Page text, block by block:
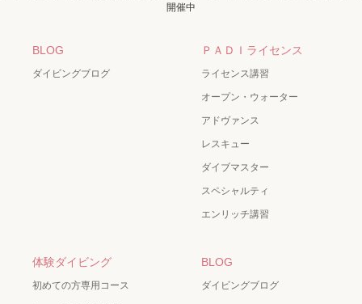
開催中
BLOG
ダイビングブログ
ＰＡＤＩライセンス
ライセンス講習
オープン・ウォーター
アドヴァンス
レスキュー
ダイブマスター
スペシャルティ
エンリッチ講習
体験ダイビング
初めての方専用コース
BLOG
ダイビングブログ